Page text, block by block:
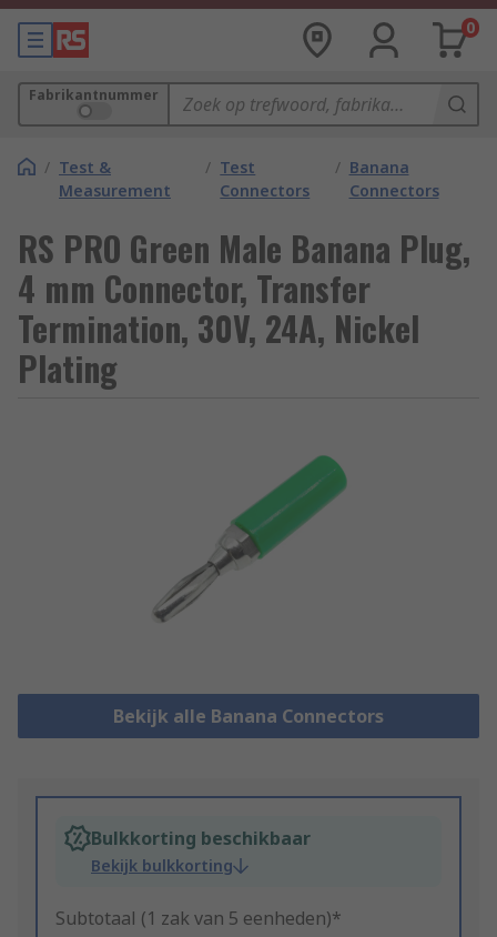
0
Fabrikantnummer
/ Test &
Measurement
/ Test
Connectors
/ Banana
Connectors
RS PRO Green Male Banana Plug,
4 mm Connector, Transfer
Termination, 30V, 24A, Nickel
Plating
Bekijk alle Banana Connectors
Bulkkorting beschikbaar
Bekijk bulkkorting
Subtotaal (1 zak van 5 eenheden)*